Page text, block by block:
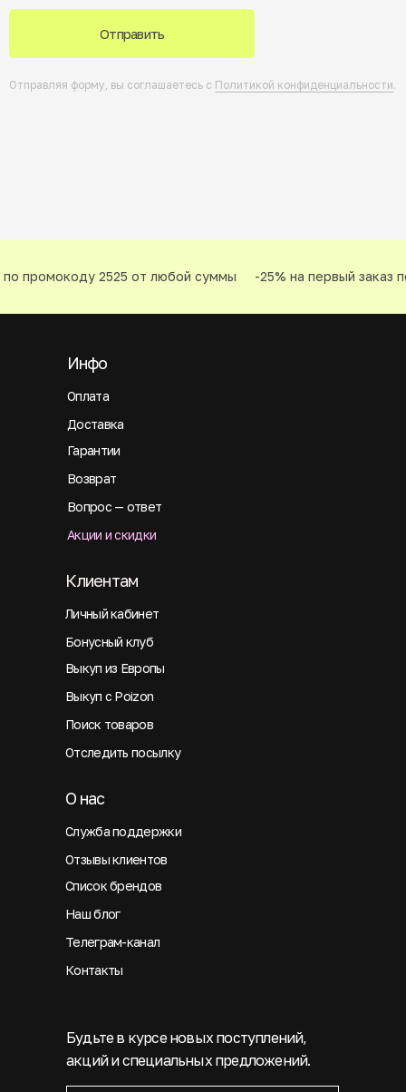
Отправить
Отправляя форму, вы соглашаетесь с Политикой конфиденциальности.
промокоду 2525 от любой суммы -25% на первый заказ
Оплата
Инфо
Будьте в курсе новых поступлений,
акций и специальных предложений.
Доставка
Гарантии
Возврат
Вопрос — ответ
Акции и скидки
Личный кабинет
Клиентам
Бонусный клуб
Выкуп из Европы
Выкуп с Poizon
Поиск товаров
Отследить посылку
Служба поддержки
О нас
Отзывы клиентов
Список брендов
Наш блог
Телеграм-канал
Контакты